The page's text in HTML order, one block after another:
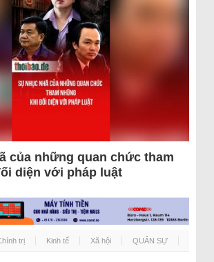
của những quan chức tham
diện với pháp luật
trị Kinh tế Xã hội QUÂN SỰ